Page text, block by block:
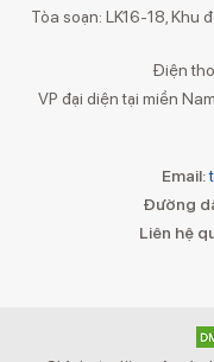
Tòa soạn: LK16-18, Khu
Điện
VP đại diện tại miền
Email:
Đường
Liên hệ